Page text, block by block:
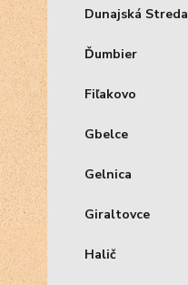
Dunajská Streda
Ďumbier
Fiľakovo
Gbelce
Gelnica
Giraltovce
Halič